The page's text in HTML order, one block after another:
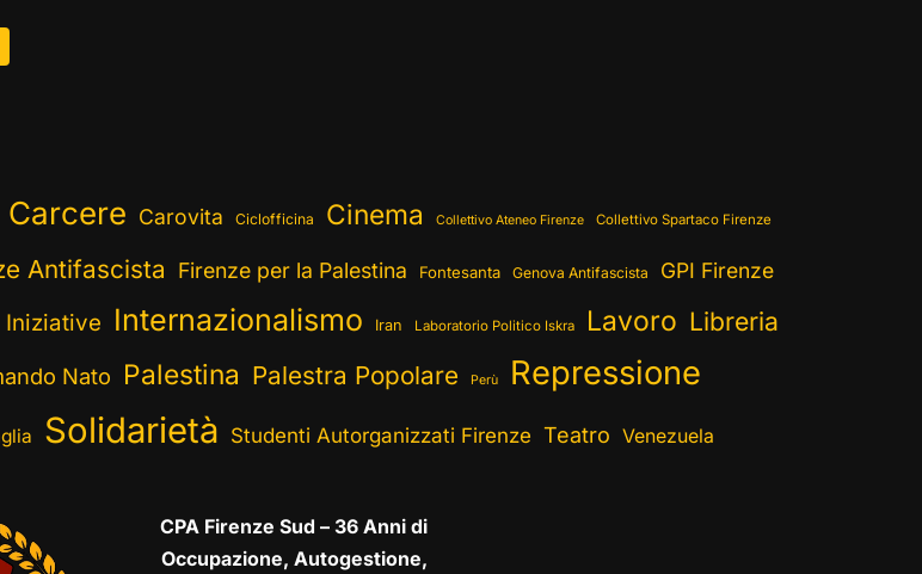
Carcere Carovita Ciclofficina Cinema Collettivo Ateneo Firenze Collettivo Spartaco Firenze
Antifascista Firenze per la Palestina Fontesanta Genova Antifascista GPI Firenze
Iniziative Internazionalismo Iran Laboratorio Politico Iskra Lavoro Libreria
Nato Palestina Palestra Popolare Perù Repressione
Solidarietà Studenti Autorganizzati Firenze Teatro Venezuela
CPA Firenze Sud – 36 Anni di
Occupazione, Autogestione,